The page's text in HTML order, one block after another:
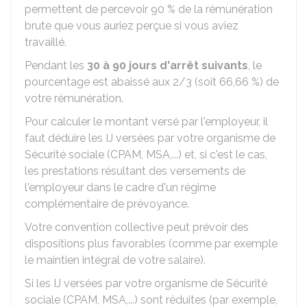
permettent de percevoir 90 % de la rémunération
brute que vous auriez perçue si vous aviez
travaillé.
Pendant les 30 à 90 jours d'arrêt suivants, le
pourcentage est abaissé aux 2/3 (soit 66,66 %) de
votre rémunération.
Pour calculer le montant versé par l'employeur, il
faut déduire les IJ versées par votre organisme de
Sécurité sociale (CPAM, MSA,...) et, si c'est le cas,
les prestations résultant des versements de
l'employeur dans le cadre d'un régime
complémentaire de prévoyance.
Votre convention collective peut prévoir des
dispositions plus favorables (comme par exemple
le maintien intégral de votre salaire).
Si les IJ versées par votre organisme de Sécurité
sociale (CPAM, MSA,...) sont réduites (par exemple,